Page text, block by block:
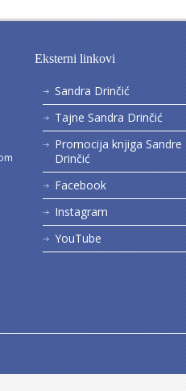
Eksterni linkovi
Sandra Drinčić
Tajne Sandra Drinčić
Promocija knjiga Sandre
Drinčić
Facebook
Instagram
YouTube